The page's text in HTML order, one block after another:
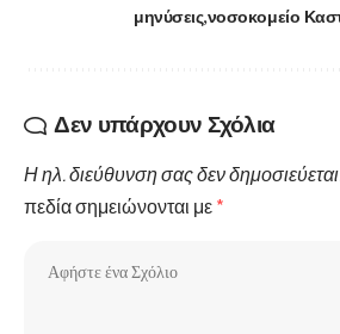
μηνύσεις νοσοκομείο
Δεν υπάρχουν Σχόλια
Η ηλ. διεύθυνση σας δεν
πεδία σημειώνονται με *